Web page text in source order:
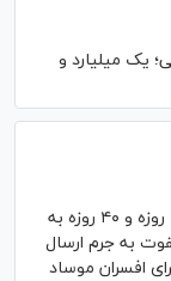
یک میلیارد و
۲ عامل مهم صهیونیست‌ها در جنگ‌های ۱۲ روزه و ۴۰ روزه به
به جرم ارسال
افسران موساد